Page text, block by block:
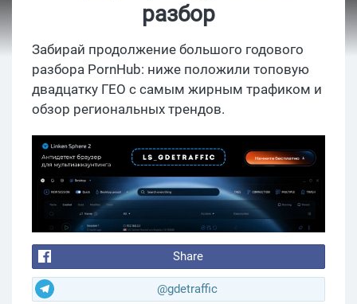
разбор
Забирай продолжение большого годового
разбора PornHub: ниже положили топовую
двадцатку ГЕО с самым жирным трафиком и
обзор региональных трендов.
Share
@gdetraffic